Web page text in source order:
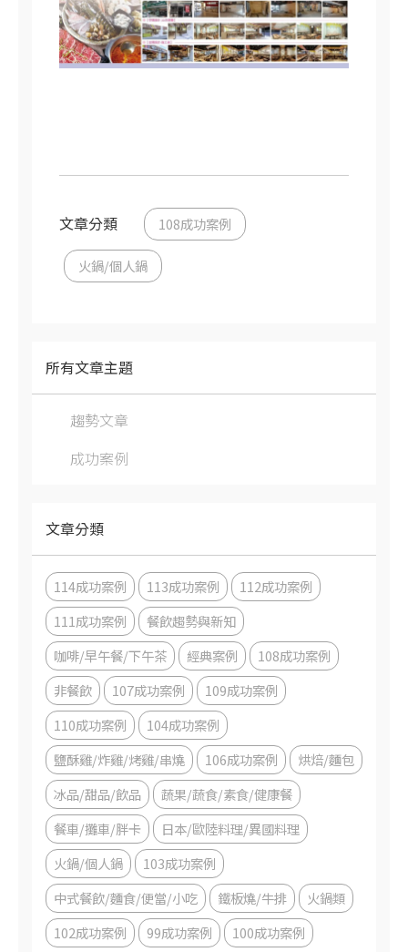
文章分類 108成功案例
火鍋/個人鍋
所有文章主題
趨勢文章
成功案例
文章分類
114成功案例 113成功案例
112成功案例
111成功案例
餐飲趨勢與新知
咖啡/早午餐/下午茶
經典案例
108成功案例
非餐飲
107成功案例
109成功案例
110成功案例
104成功案例
鹽酥雞/炸雞/烤雞/串燒
106成功案例
烘焙/麵包
冰品/甜品/飲品
蔬果/蔬食/素食/健康餐
餐車/攤車/胖卡
日本/歐陸料理/異國料理
火鍋/個人鍋
103成功案例
中式餐飲/麵食/便當/小吃
鐵板燒/牛排
火鍋類
102成功案例
99成功案例
100成功案例